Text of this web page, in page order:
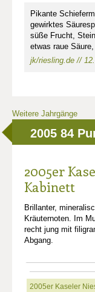
Pikante
gewirktes
süße Frucht,
etwas raue
jk/riesling.de //
Weitere Jahrgänge
2005 84
2005er
Kabinett
Brillanter,
Kräuternoten. Im
recht jung mit
Abgang.
2005er Kaseler